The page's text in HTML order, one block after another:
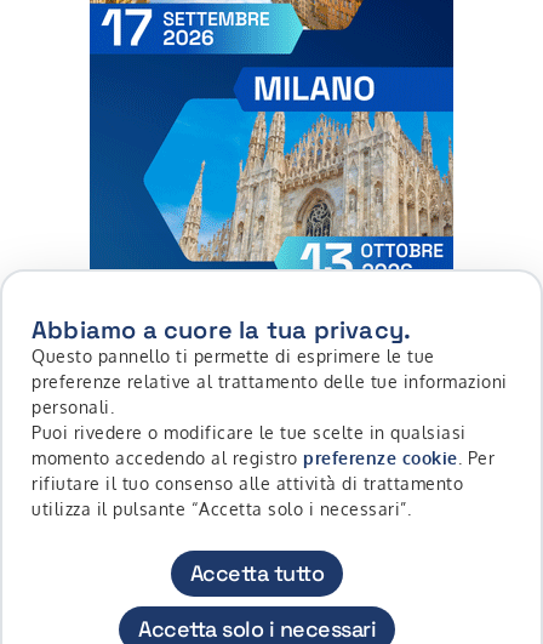
Abbiamo a cuore la tua privacy.
Questo pannello ti permette di esprimere le tue
preferenze relative al trattamento delle tue informazioni
personali.
Puoi rivedere o modificare le tue scelte in qualsiasi
momento accedendo al registro preferenze cookie . Per
rifiutare il tuo consenso alle attività di trattamento
utilizza il pulsante “Accetta solo i necessari”.
Accetta tutto
Accetta solo i necessari